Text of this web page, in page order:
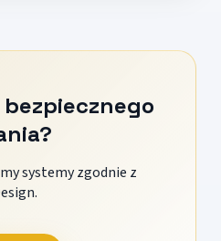
systemy zgodnie z